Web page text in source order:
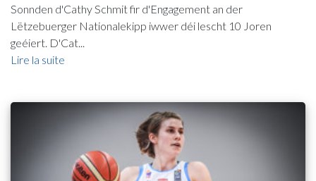
Sonnden d'Cathy Schmit fir d'Engagement an der
Lëtzebuerger Nationalekipp iwwer déi lescht 10 Joren
geéiert. D'Cat...
Lire la suite